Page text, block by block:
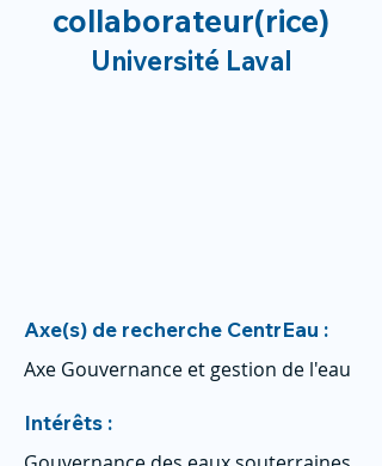
collaborateur(rice)
Université Laval
Axe(s) de recherche CentrEau :
Axe Gouvernance et gestion de l'eau
Intérêts :